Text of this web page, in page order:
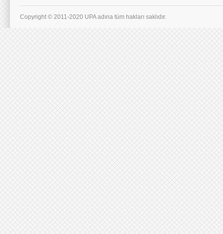
Copyright © 2011-2020 UPA adına tüm hakları saklıdır.